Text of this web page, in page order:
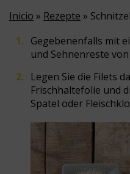
Inicio » Rezepte »
Gegebenenfalls mit
und Sehnenreste
Legen Sie die Filets
Frischhaltefolie und
Spatel oder